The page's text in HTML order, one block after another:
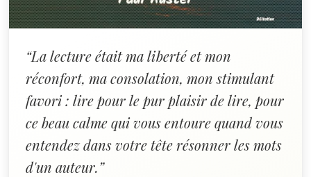
“La lecture était ma liberté et mon
réconfort, ma consolation, mon stimulant
favori : lire pour le pur plaisir de lire, pour
ce beau calme qui vous entoure quand vous
entendez dans votre tête résonner les mots
d'un auteur.”